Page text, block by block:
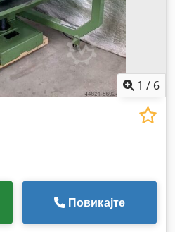
1 / 6
Повикајте